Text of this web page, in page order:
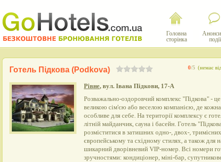
Головна
сторінка
події
0/5 (немає
Готель Підкова (Podkova)
Рівне, вул. Івана Підкови, 17-А
Розважально-оздоровчий комплекс "Підкова" -
великою сім'єю або веселою компанією, де
особливе для себе. На території комплексу є
літній майданчик, сауна і басейн. Готель
розміститися в затишних одно-, двох-,
європейському та східному стилях, а також для
шикарний дворівневий VIP-номер. Всі номери
зручностями: кондиціонер, міні-бар,